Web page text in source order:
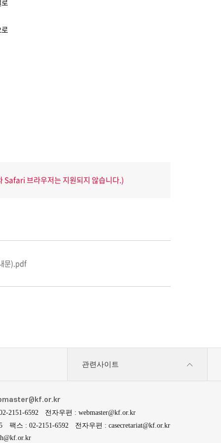
브라우저는 지원되지 않습니다.)
문).pdf
관련사이트
2151-6592
전자우편 : webmaster@kf.or.kr
팩스 : 02-2151-6592
전자우편 : casecretariat@kf.or.kr